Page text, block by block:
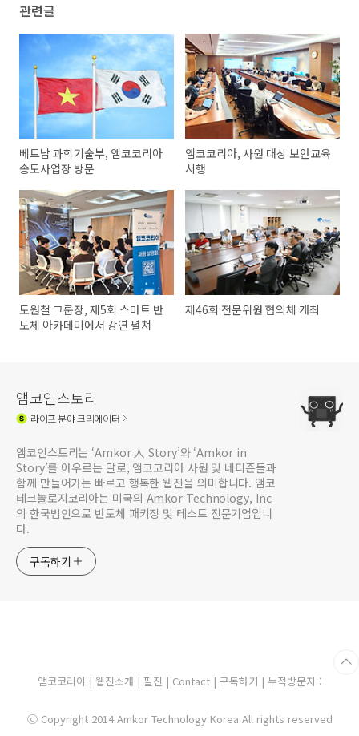
관련글
베트남 과학기술부, 앰코코리아
송도사업장 방문
앰코코리아, 사원 대상 보안교육
시행
도원철 그룹장, 제5회 스마트 반
도체 아카데미에서 강연 펼쳐
제46회 전문위원 협의체 개최
앰코인스토리
라이프분야 크리에이터
앰코인스토리는 ‘Amkor 人 Story’와 ‘Amkor in
Story’를 아우르는 말로, 앰코코리아 사원 및 네티즌들과
함께 만들어가는 빠르고 행복한 웹진을 의미합니다. 앰코
테크놀로지코리아는 미국의 Amkor Technology, Inc
의 한국법인으로 반도체 패키징 및 테스트 전문기업입니
다.
구독하기
앰코코리아| 웹진소개 | 필진 | Contact | 구독하기 | 누적방문자 :
ⓒ Copyright 2014 Amkor Technology Korea All rights reserved